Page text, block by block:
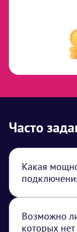
Часто
Какая
потребуется
Возможно
которых